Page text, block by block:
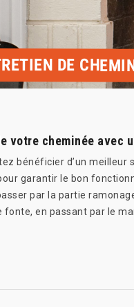
DE
votre cheminée avec
bénéficier d’un
garantir le bon
par la partie
fonte, en passant par le